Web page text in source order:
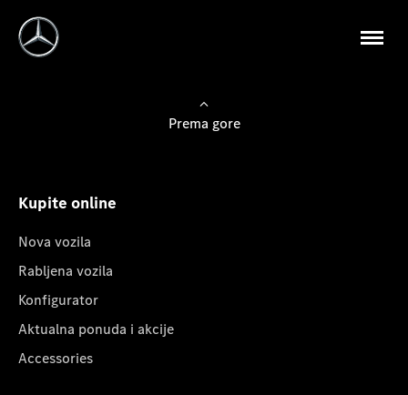
Prema gore
Kupite online
Nova vozila
Rabljena vozila
Konfigurator
Aktualna ponuda i akcije
Accessories